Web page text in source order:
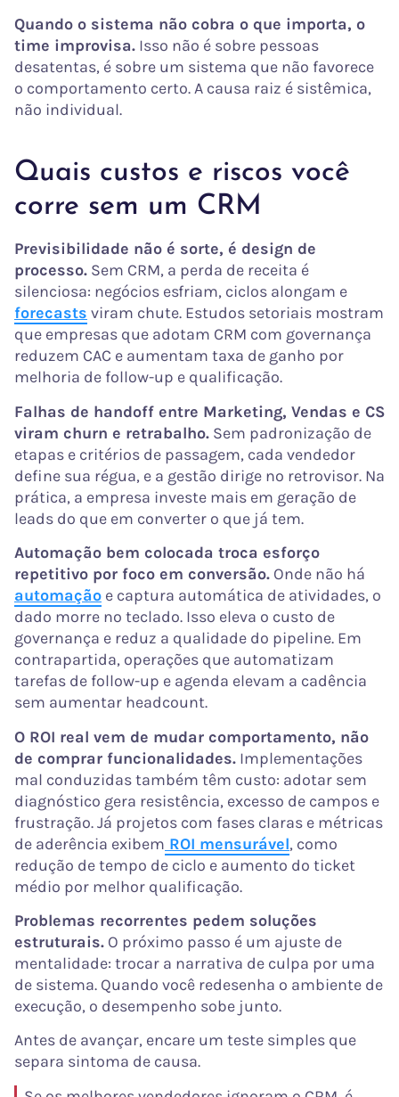
Quando o sistema não cobra o que importa, o
time improvisa. Isso não é sobre pessoas
desatentas, é sobre um sistema que não favorece
o comportamento certo. A causa raiz é sistêmica,
não individual.
Quais custos e riscos você
corre sem um CRM
Previsibilidade não é sorte, é design de
processo. Sem CRM, a perda de receita é
silenciosa: negócios esfriam, ciclos alongam e
forecasts viram chute. Estudos setoriais mostram
que empresas que adotam CRM com governança
reduzem CAC e aumentam taxa de ganho por
melhoria de follow-up e qualificação.
Falhas de handoff entre Marketing, Vendas e CS
viram churn e retrabalho. Sem padronização de
etapas e critérios de passagem, cada vendedor
define sua régua, e a gestão dirige no retrovisor. Na
prática, a empresa investe mais em geração de
leads do que em converter o que já tem.
Automação bem colocada troca esforço
repetitivo por foco em conversão. Onde não há
automação e captura automática de atividades, o
dado morre no teclado. Isso eleva o custo de
governança e reduz a qualidade do pipeline. Em
contrapartida, operações que automatizam
tarefas de follow-up e agenda elevam a cadência
sem aumentar headcount.
O ROI real vem de mudar comportamento, não
de comprar funcionalidades. Implementações
mal conduzidas também têm custo: adotar sem
diagnóstico gera resistência, excesso de campos e
frustração. Já projetos com fases claras e métricas
de aderência exibem ROI mensurável, como
redução de tempo de ciclo e aumento do ticket
médio por melhor qualificação.
Problemas recorrentes pedem soluções
estruturais. O próximo passo é um ajuste de
mentalidade: trocar a narrativa de culpa por uma
de sistema. Quando você redesenha o ambiente de
execução, o desempenho sobe junto.
Antes de avançar, encare um teste simples que
separa sintoma de causa.